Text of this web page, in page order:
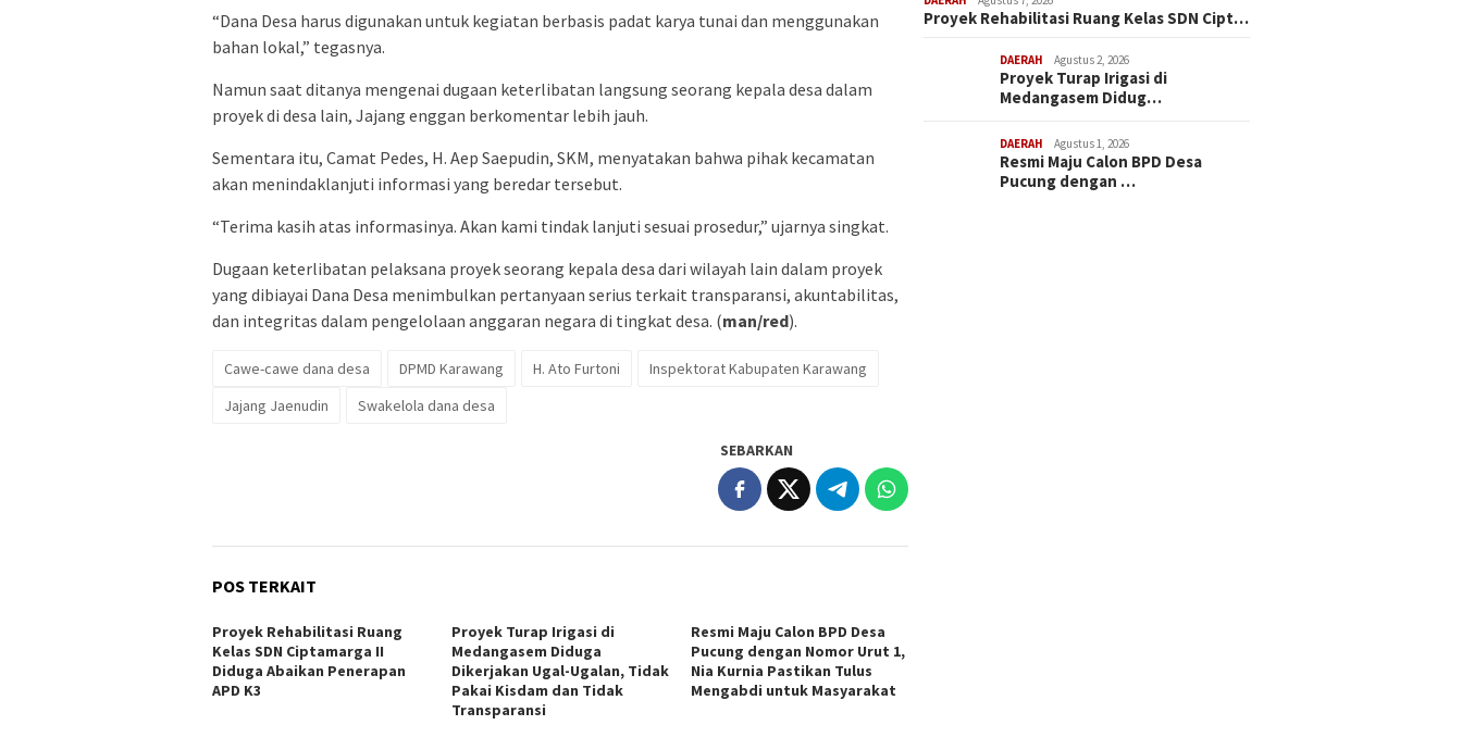
“Dana Desa harus digunakan untuk kegiatan berbasis padat karya tunai dan menggunakan
bahan lokal,” tegasnya.
Namun saat ditanya mengenai dugaan keterlibatan langsung seorang kepala desa dalam
proyek di desa lain, Jajang enggan berkomentar lebih jauh.
Sementara itu, Camat Pedes, H. Aep Saepudin, SKM, menyatakan bahwa pihak kecamatan
akan menindaklanjuti informasi yang beredar tersebut.
“Terima kasih atas informasinya. Akan kami tindak lanjuti sesuai prosedur,” ujarnya singkat.
Dugaan keterlibatan pelaksana proyek seorang kepala desa dari wilayah lain dalam proyek
yang dibiayai Dana Desa menimbulkan pertanyaan serius terkait transparansi, akuntabilitas,
dan integritas dalam pengelolaan anggaran negara di tingkat desa. (man/red).
Cawe-cawe dana desa DPMD Karawang H. Ato Furtoni
Inspektorat Kabupaten Karawang
Jajang Jaenudin
Swakelola dana desa
SEBARKAN
POS TERKAIT
Proyek Rehabilitasi Ruang
Kelas SDN Ciptamarga II
Diduga Abaikan Penerapan
APD K3
Proyek Turap Irigasi di
Medangasem Diduga
Dikerjakan Ugal-Ugalan, Tidak
Pakai Kisdam dan Tidak
Transparansi
Resmi Maju Calon BPD Desa
Pucung dengan Nomor Urut 1,
Nia Kurnia Pastikan Tulus
Mengabdi untuk Masyarakat
Proyek Rehabilitasi Ruang Kelas SDN Cipt…
DAERAH Agustus 2, 2026
Proyek Turap Irigasi di
Medangasem Didug…
DAERAH Agustus 1, 2026
Resmi Maju Calon BPD Desa
Pucung dengan …